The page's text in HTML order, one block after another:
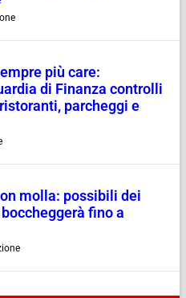
più care:
di Finanza controlli
parcheggi e
molla: possibili dei
fino a